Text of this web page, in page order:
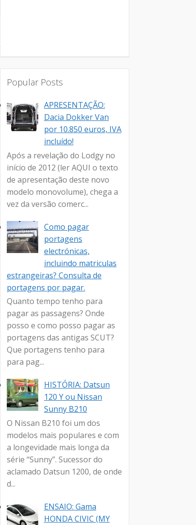
Popular Posts
APRESENTAÇÃO:
Dacia Dokker Van
por 10.850 euros, IVA
incluído!
Após a revelação do Lodgy no
início de 2012 (ler AQUI o texto
de apresentação deste novo
modelo monovolume), chega a
vez da versão comerc...
Como pagar
portagens
electrónicas,
incluindo matriculas
estrangeiras? Consulta de
portagens por pagar.
Quanto tempo tenho para
pagar as passagens? Onde
posso e como posso pagar as
portagens das antigas SCUT?
Que portagens tenho para
para pag...
HISTÓRIA: Datsun
120 Y ou Nissan
Sunny B210
O Nissan B210 foi um dos
modelos mais populares e com
a longevidade mais longa da
série “Sunny”. Sucessor do
aclamado Datsun 1200, de onde
d...
ENSAIO: Gama
HONDA CIVIC (MY